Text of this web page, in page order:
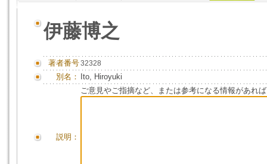
伊藤博之
著者番号32328
別名： Ito, Hiroyuki
説明：
ご意見やご指摘など、または参考になる情報があれ